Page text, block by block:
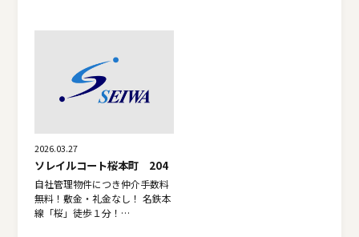
2026.03.27
ソレイルコート桜本町 204
自社管理物件につき仲介手数料
無料！敷金・礼金なし！ 名鉄本
線「桜」徒歩１分！…